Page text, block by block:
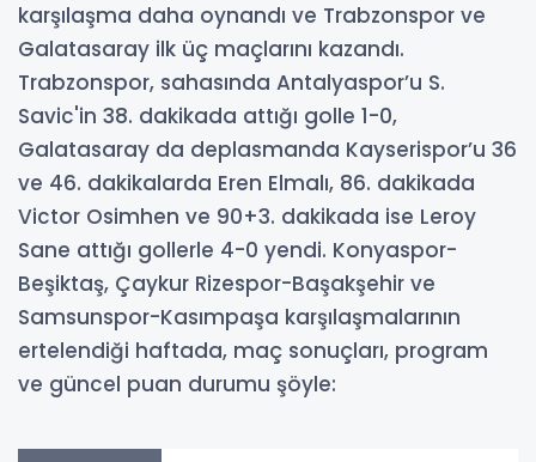
karşılaşma daha oynandı ve Trabzonspor ve
Galatasaray ilk üç maçlarını kazandı.
Trabzonspor, sahasında Antalyaspor’u S.
Savic'in 38. dakikada attığı golle 1-0,
Galatasaray da deplasmanda Kayserispor’u 36
ve 46. dakikalarda Eren Elmalı, 86. dakikada
Victor Osimhen ve 90+3. dakikada ise Leroy
Sane attığı gollerle 4-0 yendi. Konyaspor-
Beşiktaş, Çaykur Rizespor-Başakşehir ve
Samsunspor-Kasımpaşa karşılaşmalarının
ertelendiği haftada, maç sonuçları, program
ve güncel puan durumu şöyle: